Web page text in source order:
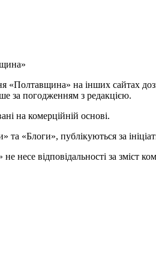
«Полтавщина» на інших сайтах
за погодженням з редакцією.
на комерційній основі.
та «Блоги», публікуються за
несе відповідальності за зміст